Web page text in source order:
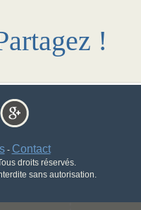
!
- Contact
droits réservés.
sans autorisation.